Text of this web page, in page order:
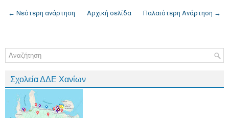
← Νεότερη ανάρτηση Παλαιότερη Ανάρτηση →
Αρχική σελίδα
Σχολεία ΔΔΕ Χανίων